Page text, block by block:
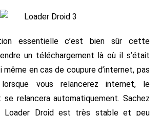
essentielle c’est bien sûr cette
un téléchargement là où il s’était
même en cas de coupure d’internet, pas
vous relancerez internet, le
se relancera automatiquement. Sachez
Loader Droid est très stable et peu